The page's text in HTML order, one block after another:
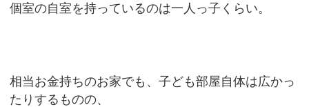
個室の自室を持っているのは一人っ子くらい。
相当お金持ちのお家でも、子ども部屋自体は広かっ
たりするものの、